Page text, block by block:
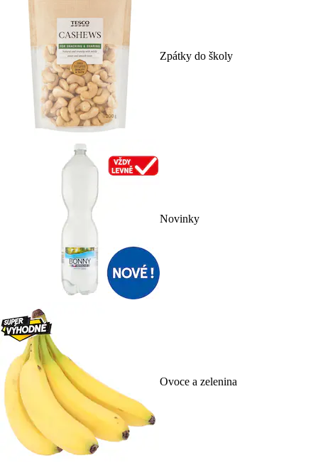
Zpátky do školy
Novinky
Ovoce a zelenina